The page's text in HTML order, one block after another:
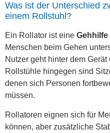
Was ist der Unterschied
einem Rollstuhl?
Ein Rollator ist eine Gehhilfe
Menschen beim Gehen
Nutzer geht hinter dem
Rollstühle hingegen sind
denen sich Personen
müssen.
Rollatoren eignen sich für
können, aber zusätzliche